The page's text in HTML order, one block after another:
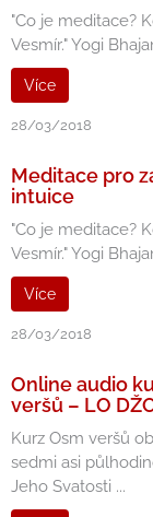
"Co je meditace?
Vesmír." Yogi
Více
28/03/2018
Meditace pro
intuice
"Co je meditace?
Vesmír." Yogi
Více
28/03/2018
Online audio
veršů – LO
Kurz Osm veršů
sedmi asi
Jeho Svatosti ...